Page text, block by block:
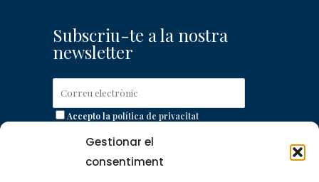
Gestionar el
consentiment
Subscriu-te a la nostra
newsletter
Accepto lapolítica de privacitat